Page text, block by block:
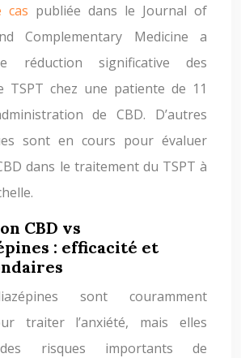
cas publiée dans le Journal of
Complementary Medicine a
réduction significative des
TSPT chez une patiente de 11
de CBD. D’autres
sont en cours pour évaluer
dans le traitement du TSPT à
CBD vs
: efficacité et
sont couramment
traiter l’anxiété, mais elles
risques importants de